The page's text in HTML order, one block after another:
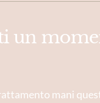
un
mani